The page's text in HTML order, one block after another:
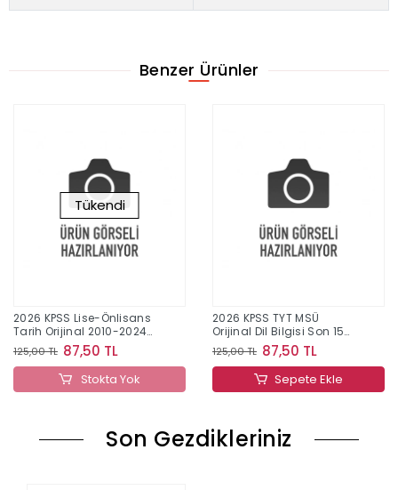
Benzer Ürünler
Tükendi
2026 KPSS Lise-Önlisans
Tarih Orijinal 2010-2024
Konu Konu Çıkmış Sorular
125,00 TL 87,50 TL
Stokta Yok
2026 KPSS TYT MSÜ
Orijinal Dil Bilgisi Son 15
Yıl Çıkmış Sorular
125,00 TL 87,50 TL
Sepete Ekle
Son Gezdikleriniz